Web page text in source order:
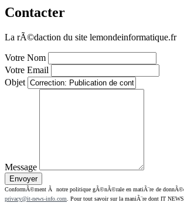
Contacter
La rÃ©daction du site lemondeinformatique.fr
Votre Nom
Votre Email
Objet
Message
ConformÃ©ment Ã notre politique gÃ©nÃ©rale en matiÃ¨re de
privacy@it-news-info.com . Pour tout savoir sur la maniÃ¨re dont IT